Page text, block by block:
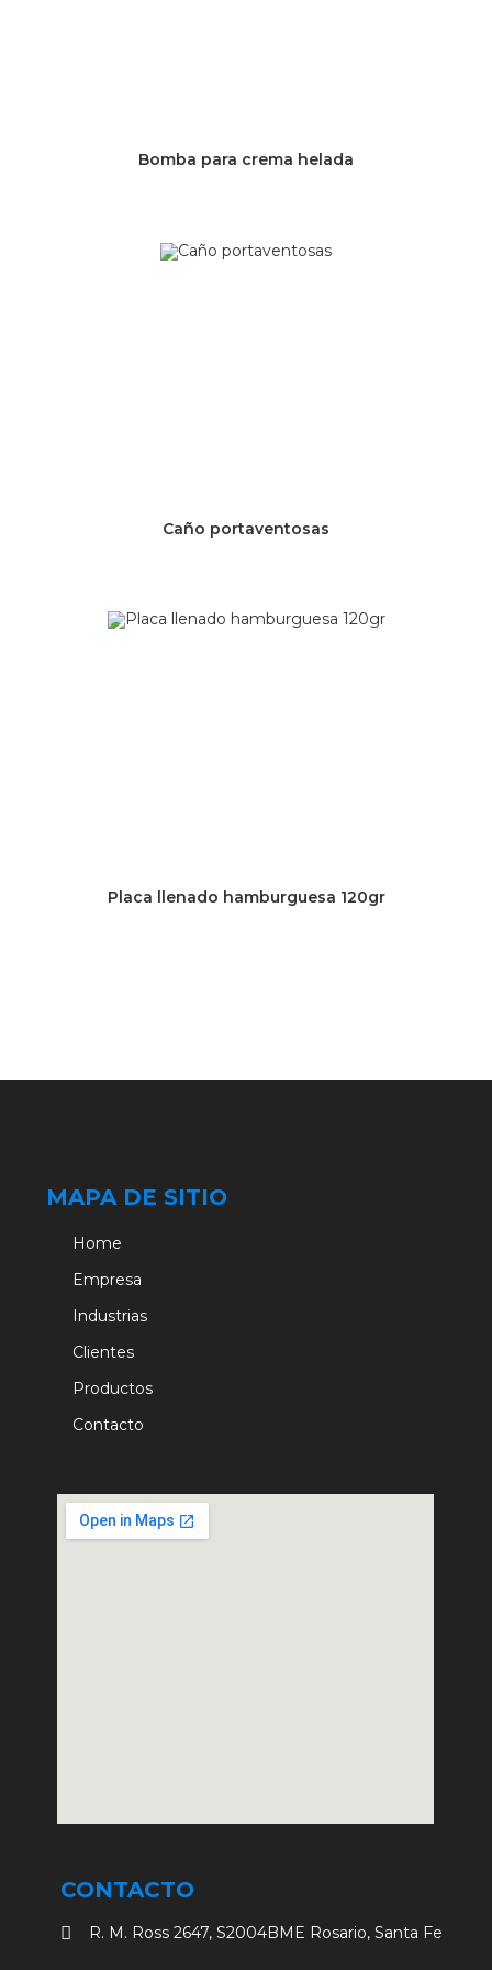
Bomba para crema helada
Caño portaventosas
Placa llenado hamburguesa 120gr
MAPA DE SITIO
Home
Empresa
Industrias
Clientes
Productos
Contacto
CONTACTO
R. M. Ross 2647, S2004BME Rosario, Santa Fe